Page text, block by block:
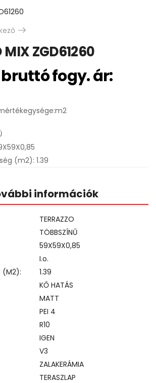
MIX ZGD61260
fogy. ár:
(m2): 1.39
információk
TERRAZZO
TÖBBSZÍNŰ
59X59X0,85
I.o.
(m2)
1.39
KŐ HATÁS
MATT
PEI 4
R10
IGEN
V3
ZALAKERÁMIA
TERASZLAP